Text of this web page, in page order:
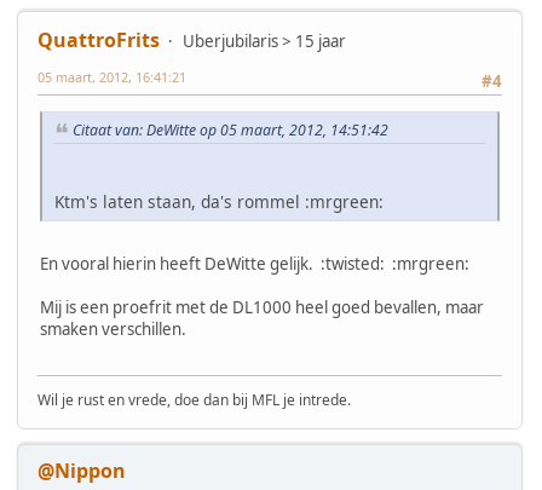
QuattroFrits
Uberjubilaris > 15 jaar
#4
05 maart, 2012, 16:41:21
Citaat van: DeWitte op 05 maart, 2012, 14:51:42
Ktm's laten staan, da's rommel :mrgreen:
En vooral hierin heeft DeWitte gelijk. :twisted: :mrgreen:
Mij is een proefrit met de DL1000 heel goed bevallen, maar
smaken verschillen.
Wil je rust en vrede, doe dan bij MFL je intrede.
@Nippon